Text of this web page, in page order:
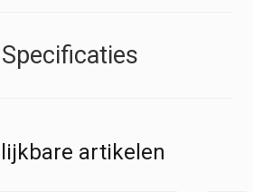
Specificaties
artikelen